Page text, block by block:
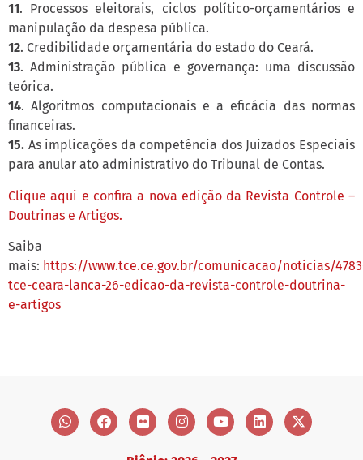
11. Processos eleitorais, ciclos político-orçamentários e
manipulação da despesa pública.
12. Credibilidade orçamentária do estado do Ceará.
13. Administração pública e governança: uma discussão
teórica.
14. Algoritmos computacionais e a eficácia das normas
financeiras.
15. As implicações da competência dos Juizados Especiais
para anular ato administrativo do Tribunal de Contas.
Clique aqui e confira a nova edição da Revista Controle –
Doutrinas e Artigos.
Saiba
mais: https://www.tce.ce.gov.br/comunicacao/noticias/
tce-ceara-lanca-26-edicao-da-revista-controle-doutrina-
e-artigos